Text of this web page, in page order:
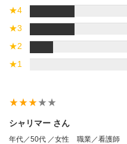
★4
★3
★2
★1
star_ratestar_ratestar_ratestar_rate star_rate
シャリマー さん
年代／50代 ／女性 職業／看護師